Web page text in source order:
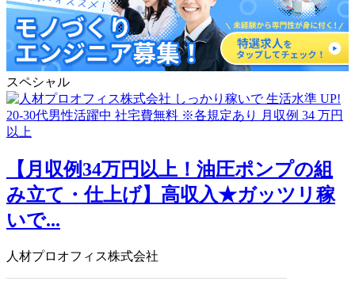
スペシャル
【月収例34万円以上！油圧ポンプの組
み立て・仕上げ】高収入★ガッツリ稼
いで...
人材プロオフィス株式会社